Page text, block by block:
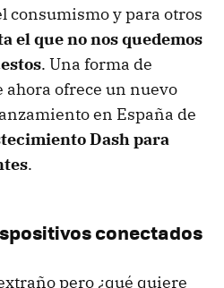
consumismo y para otros
el que no nos quedemos
. Una forma de
ofrece un nuevo
en España de
Dash para
.
conectados
pero ¿qué quiere